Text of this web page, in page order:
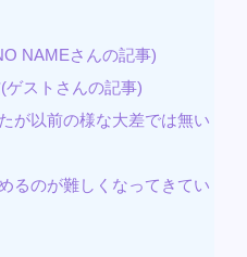
NAMEさんの記事)
ゲストさんの記事)
が以前の様な大差では無い
るのが難しくなってきてい